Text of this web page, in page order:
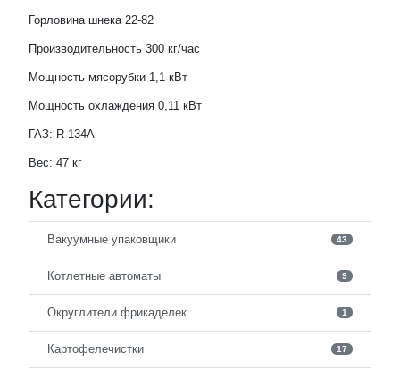
Горловина шнека 22-82
Производительность 300 кг/час
Мощность мясорубки 1,1 кВт
Мощность охлаждения 0,11 кВт
ГАЗ: R-134A
Вес: 47 кг
Категории:
Вакуумные упаковщики 43
Котлетные автоматы 9
Округлители фрикаделек 1
Картофелечистки 17